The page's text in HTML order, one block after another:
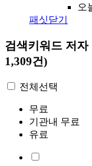
오
패싯닫기
검색키워드 저자
1,309건)
전체선택
무료
기관내 무료
유료